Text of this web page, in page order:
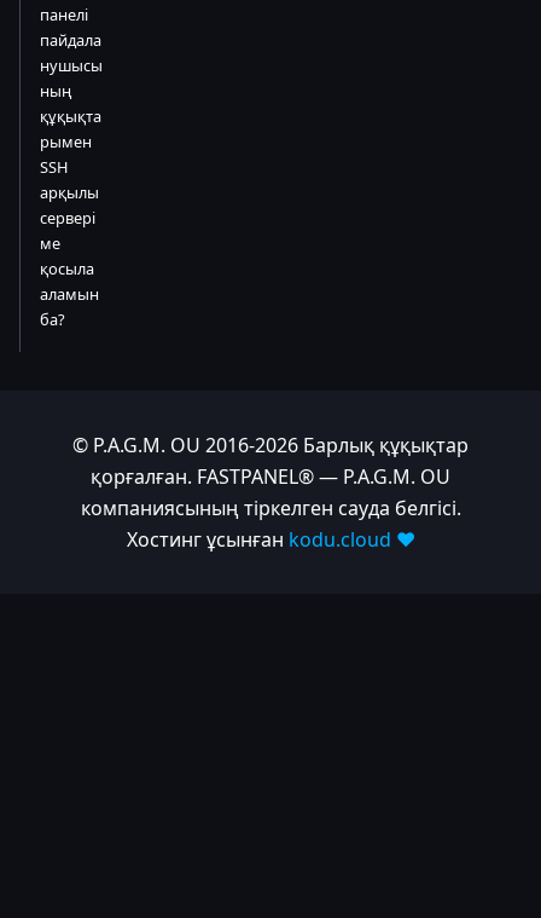
панелі
пайдала
нушысы
ның
құқықта
рымен
SSH
арқылы
сервері
ме
қосыла
аламын
ба?
© P.A.G.M. OU 2016-2026 Барлық құқықтар
қорғалған. FASTPANEL® — P.A.G.M. OU
компаниясының тіркелген сауда белгісі.
Хостинг ұсынған kodu.cloud ❤️